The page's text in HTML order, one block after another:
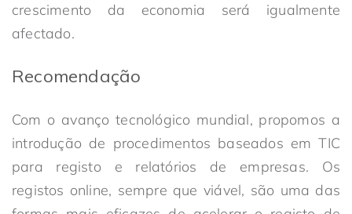
crescimento da economia será igualmente
afectado.
Recomendação
Com o avanço tecnológico mundial, propomos a
introdução de procedimentos baseados em TIC
para registo e relatórios de empresas. Os
registos online, sempre que viável, são uma das